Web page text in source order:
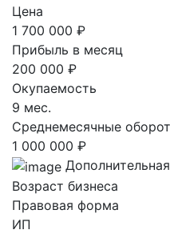
Цена
1 700 000 ₽
Прибыль в месяц
200 000 ₽
Окупаемость
9 мес.
Среднемесячные
1 000 000 ₽
Возраст бизнеса
Правовая форма
ИП